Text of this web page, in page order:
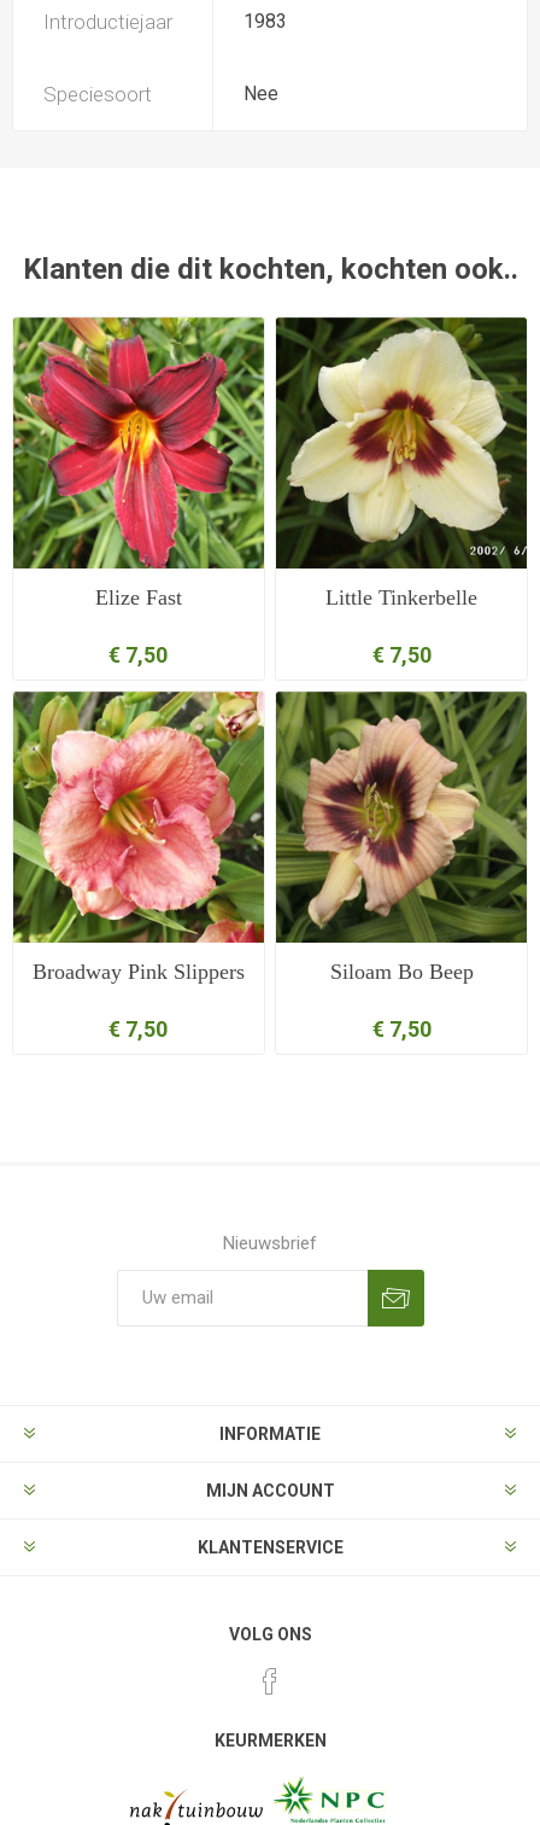
Introductiejaar 1983
Speciesoort Nee
Klanten die dit kochten, kochten ook..
Elize Fast
€ 7,50
Little Tinkerbelle
€ 7,50
Broadway Pink Slippers
€ 7,50
Siloam Bo Beep
€ 7,50
Nieuwsbrief
INFORMATIE
MIJN ACCOUNT
KLANTENSERVICE
VOLG ONS
KEURMERKEN